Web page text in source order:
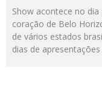
Show acontece no
coração de Belo
de vários estados
dias de